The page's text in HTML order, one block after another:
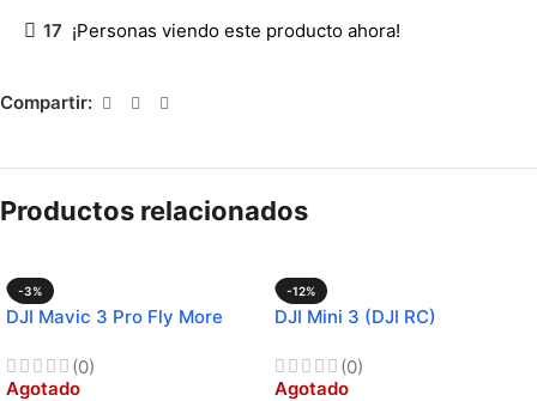
17 ¡Personas viendo este producto ahora!
Compartir:
Productos relacionados
-3%
DJI Mavic 3 Pro Fly More
(0)
Agotado
-12%
DJI Mini 3 (DJI RC)
(0)
Agotado